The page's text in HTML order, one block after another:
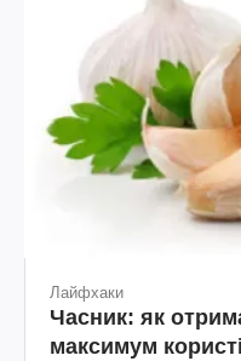
Лайфхаки
Часник: як
максимум